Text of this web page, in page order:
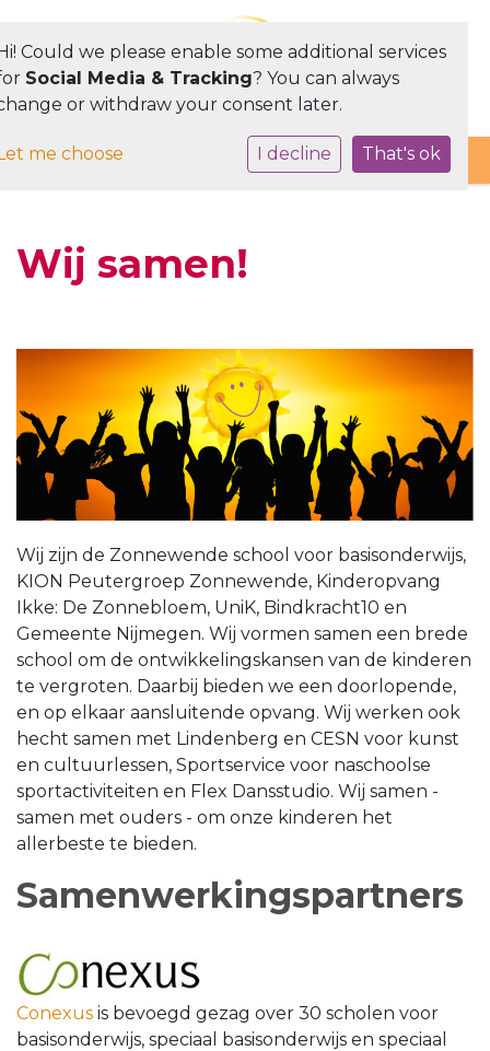
Toggle navigation
Wij samen!
Wij zijn de Zonnewende school voor basisonderwijs,
KION Peutergroep Zonnewende, Kinderopvang
Ikke: De Zonnebloem, UniK, Bindkracht10 en
Gemeente Nijmegen. Wij vormen samen een brede
school om de ontwikkelingskansen van de kinderen
te vergroten. Daarbij bieden we een doorlopende,
en op elkaar aansluitende opvang. Wij werken ook
hecht samen met Lindenberg en CESN voor kunst
en cultuurlessen, Sportservice voor naschoolse
sportactiviteiten en Flex Dansstudio. Wij samen -
samen met ouders - om onze kinderen het
allerbeste te bieden.
Samenwerkingspartners
Conexus is bevoegd gezag over 30 scholen voor
basisonderwijs, speciaal basisonderwijs en speciaal
Could we please enable some additional services
Social Media & Tracking? You can always
or withdraw your consent later.
me choose I decline That's ok